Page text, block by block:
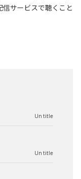
信サービスで聴くこと
Un title
Un title